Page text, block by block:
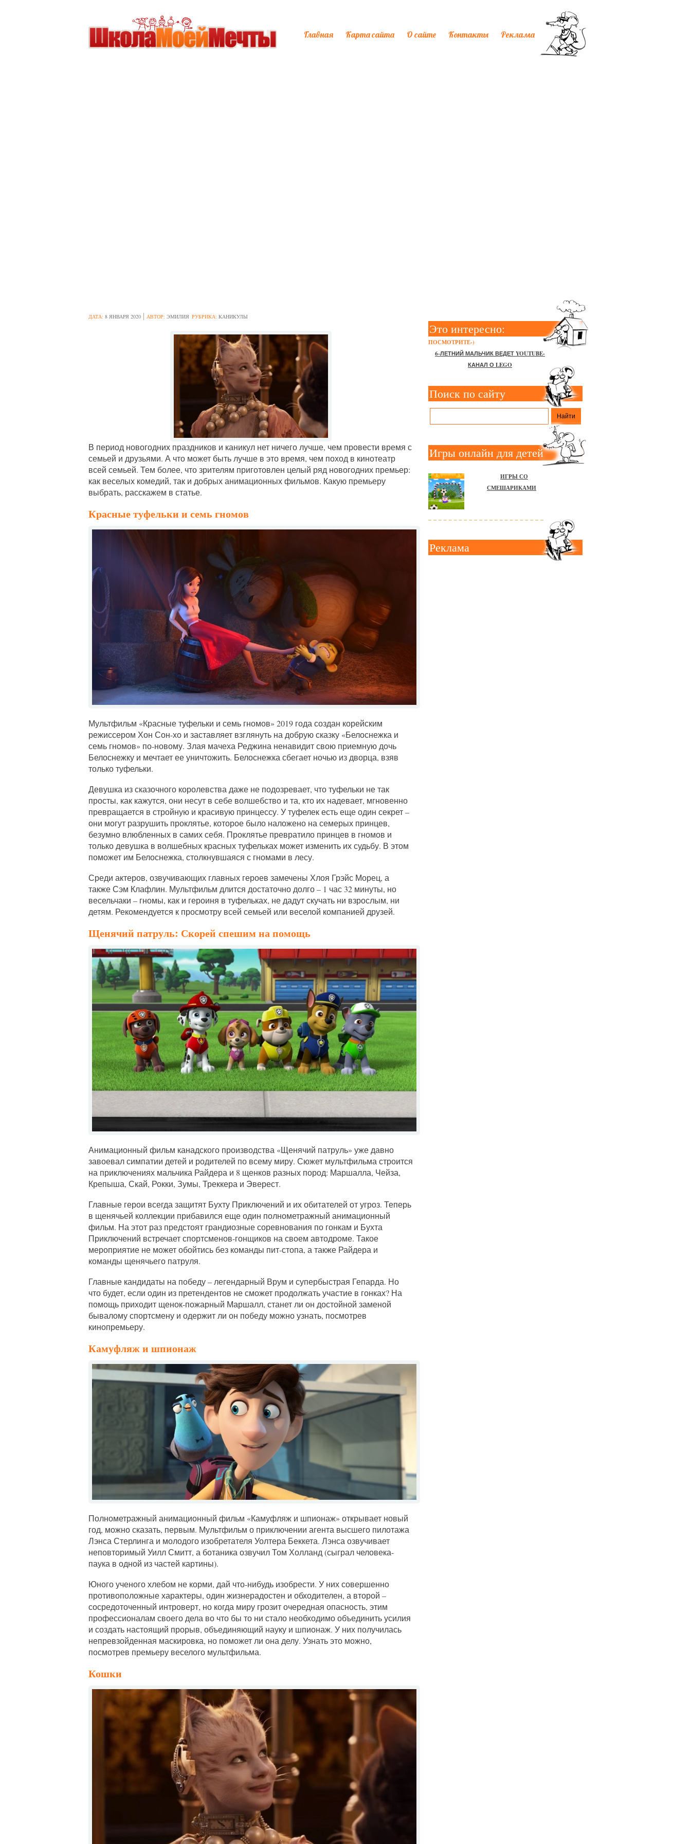
Главная Карта сайта О сайте Контакты Реклама
ДАТА: 8 ЯНВАРЯ 2020 АВТОР: ЭМИЛИЯ РУБРИКА: КАНИКУЛЫ
В период новогодних праздников и каникул нет ничего лучше, чем провести время с
семьей и друзьями. А что может быть лучше в это время, чем поход в кинотеатр
всей семьей. Тем более, что зрителям приготовлен целый ряд новогодних премьер:
как веселых комедий, так и добрых анимационных фильмов. Какую премьеру
выбрать, расскажем в статье.
Красные туфельки и семь гномов
Мультфильм «Красные туфельки и семь гномов» 2019 года создан корейским
режиссером Хон Сон-хо и заставляет взглянуть на добрую сказку «Белоснежка и
семь гномов» по-новому. Злая мачеха Реджина ненавидит свою приемную дочь
Белоснежку и мечтает ее уничтожить. Белоснежка сбегает ночью из дворца, взяв
только туфельки.
Девушка из сказочного королевства даже не подозревает, что туфельки не так
просты, как кажутся, они несут в себе волшебство и та, кто их надевает, мгновенно
превращается в стройную и красивую принцессу. У туфелек есть еще один секрет –
они могут разрушить проклятье, которое было наложено на семерых принцев,
безумно влюбленных в самих себя. Проклятье превратило принцев в гномов и
только девушка в волшебных красных туфельках может изменить их судьбу. В этом
поможет им Белоснежка, столкнувшаяся с гномами в лесу.
Среди актеров, озвучивающих главных героев замечены Хлоя Грэйс Морец, а
также Сэм Клафлин. Мультфильм длится достаточно долго – 1 час 32 минуты, но
весельчаки – гномы, как и героиня в туфельках, не дадут скучать ни взрослым, ни
детям. Рекомендуется к просмотру всей семьей или веселой компанией друзей.
Щенячий патруль: Скорей спешим на помощь
Анимационный фильм канадского производства «Щенячий патруль» уже давно
завоевал симпатии детей и родителей по всему миру. Сюжет мультфильма строится
на приключениях мальчика Райдера и 8 щенков разных пород: Маршалла, Чейза,
Крепыша, Скай, Рокки, Зумы, Треккера и Эверест.
Главные герои всегда защитят Бухту Приключений и их обитателей от угроз. Теперь
в щенячьей коллекции прибавился еще один полнометражный анимационный
фильм. На этот раз предстоят грандиозные соревнования по гонкам и Бухта
Приключений встречает спортсменов-гонщиков на своем автодроме. Такое
мероприятие не может обойтись без команды пит-стопа, а также Райдера и
команды щенячьего патруля.
Главные кандидаты на победу – легендарный Врум и супербыстрая Гепарда. Но
что будет, если один из претендентов не сможет продолжать участие в гонках? На
помощь приходит щенок-пожарный Маршалл, станет ли он достойной заменой
бывалому спортсмену и одержит ли он победу можно узнать, посмотрев
кинопремьеру.
Камуфляж и шпионаж
Полнометражный анимационный фильм «Камуфляж и шпионаж» открывает новый
год, можно сказать, первым. Мультфильм о приключении агента высшего пилотажа
Лэнса Стерлинга и молодого изобретателя Уолтера Беккета. Лэнса озвучивает
неповторимый Уилл Смитт, а ботаника озвучил Том Холланд (сыграл человека-
паука в одной из частей картины).
Юного ученого хлебом не корми, дай что-нибудь изобрести. У них совершенно
противоположные характеры, один жизнерадостен и обходителен, а второй –
сосредоточенный интроверт, но когда миру грозит очередная опасность, этим
профессионалам своего дела во что бы то ни стало необходимо объединить усилия
и создать настоящий прорыв, объединяющий науку и шпионаж. У них получилась
непревзойденная маскировка, но поможет ли она делу. Узнать это можно,
посмотрев премьеру веселого мультфильма.
Кошки
Это интересно:
ПОСМОТРИТЕ-)
6-ЛЕТНИЙ МАЛЬЧИК ВЕДЕТ YOUTUBE-
КАНАЛ О LEGO
Поиск по сайту
Игры онлайн для детей
ИГРЫ СО
СМЕШАРИКАМИ
Реклама